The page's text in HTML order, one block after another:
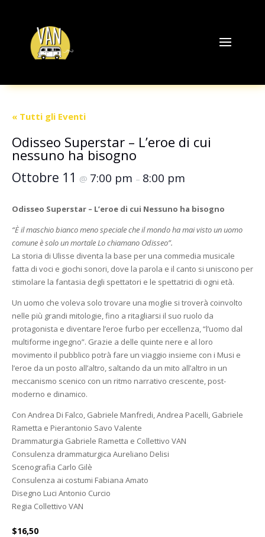
« Tutti gli Eventi
Odisseo Superstar – L’eroe di cui
nessuno ha bisogno
Ottobre 11 @ 7:00 pm – 8:00 pm
Odisseo Superstar – L’eroe di cui Nessuno ha bisogno
“È il maschio bianco meno speciale che il mondo ha mai visto un uomo
comune è solo un mortale Lo chiamano Odisseo”.
La storia di Ulisse diventa la base per una commedia musicale
fatta di voci e giochi sonori, dove la parola e il canto si uniscono per
stimolare la fantasia degli spettatori e le spettatrici di ogni età.
Un uomo che voleva solo trovare una moglie si troverà coinvolto
nelle più grandi mitologie, fino a ritagliarsi il suo ruolo da
protagonista e diventare l’eroe furbo per eccellenza, “l’uomo dal
multiforme ingegno”. Grazie a delle quinte nere e al loro
movimento il pubblico potrà fare un viaggio insieme con i Musi e
l’eroe da un posto all’altro, saltando da un mito all’altro in un
meccanismo scenico con un ritmo narrativo crescente, post-
moderno e dinamico.
Con Andrea Di Falco, Gabriele Manfredi, Andrea Pacelli, Gabriele
Rametta e Pierantonio Savo Valente
Drammaturgia Gabriele Rametta e Collettivo VAN
Consulenza drammaturgica Aureliano Delisi
Scenografia Carlo Gilè
Consulenza ai costumi Fabiana Amato
Disegno Luci Antonio Curcio
Regia Collettivo VAN
$16,50